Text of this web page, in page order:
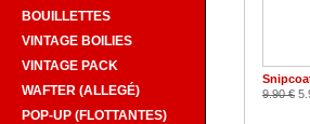
BOUILLETTES
VINTAGE BOILIES
VINTAGE PACK
WAFTER (ALLEGÉ)
POP-UP (FLOTTANTES)
9.90 €